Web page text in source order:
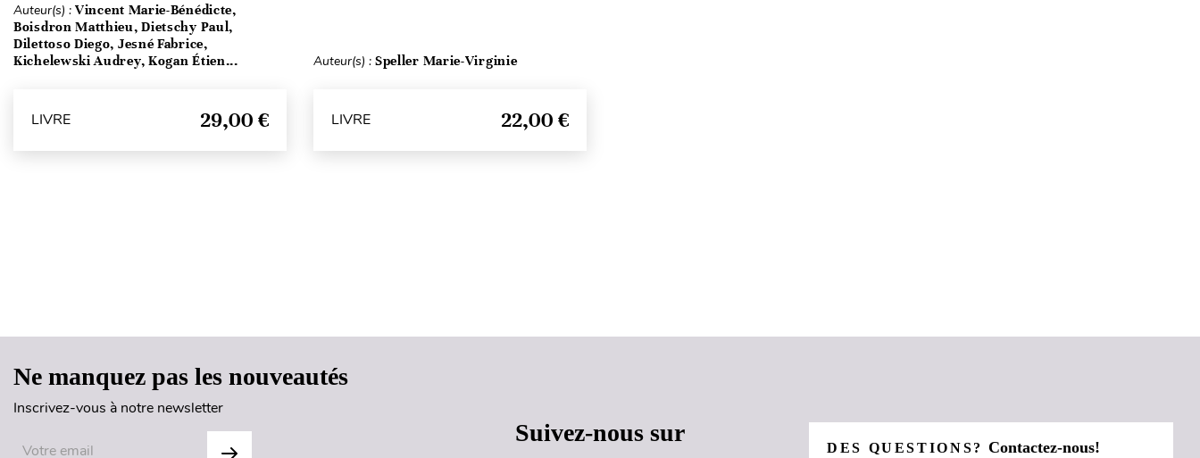
Auteur(s) : Vincent Marie-Bénédicte,
Boisdron Matthieu, Dietschy Paul,
Dilettoso Diego, Jesné Fabrice,
Kichelewski Audrey, Kogan Étien...
LIVRE 29,00 €
Auteur(s) : Speller Marie-Virginie
LIVRE 22,00 €
Ne manquez pas les nouveautés
Inscrivez-vous à notre newsletter
Suivez-nous sur
DES QUESTIONS?Contactez-nous!